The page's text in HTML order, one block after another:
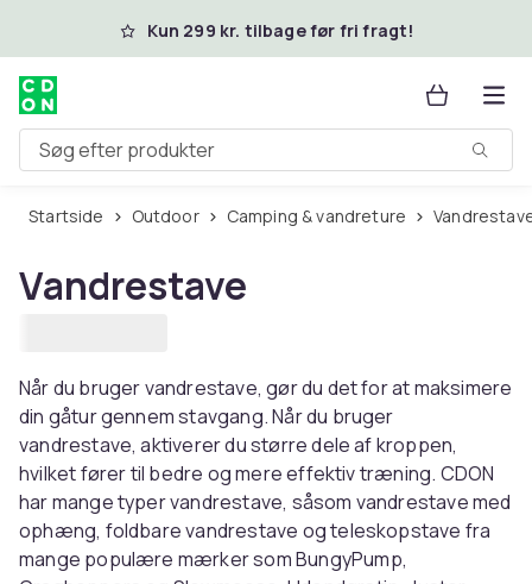
Spring til hovedindhold
Kun 299 kr. tilbage før fri fragt!
Søg efter produkter
Startside Outdoor Camping & vandreture
Vandrestave
Når du bruger vandrestave, gør du det for at maksimere
din gåtur gennem stavgang. Når du bruger
vandrestave, aktiverer du større dele af kroppen,
hvilket fører til bedre og mere effektiv træning. CDON
har mange typer vandrestave, såsom vandrestave med
ophæng, foldbare vandrestave og teleskopstave fra
mange populære mærker som BungyPump,